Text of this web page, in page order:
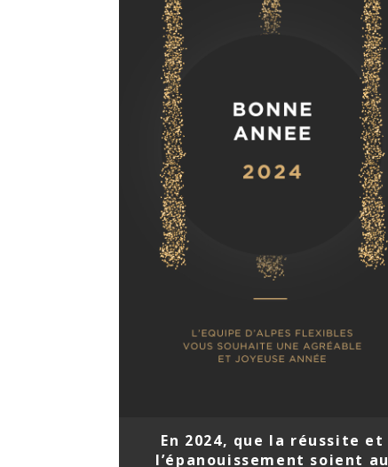
En 2024, que la réussite et
l’épanouissement soient au